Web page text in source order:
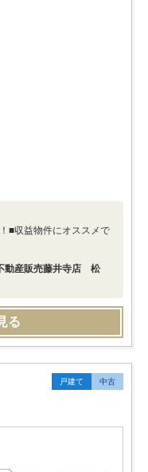
■収益物件にオススメで
動産販売藤井寺店 松
る
戸建て 中古